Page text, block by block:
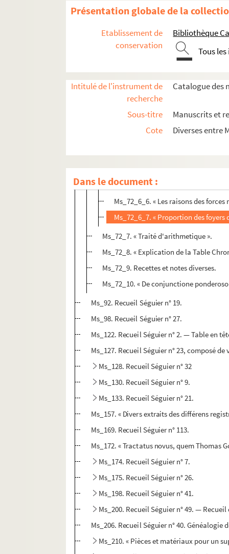
Présentation globale de la
Etablissement de
conservation
Bibliothèque
Tous
Intitulé de l'instrument de
recherche
Catalogue des
Sous-titre
Manuscrits et
Cote
Diverses entre
Dans le document :
Ms_72_2. Art de Conserver les belles
Ms_72_3. Cadrans solaires.
Ms_72_4. « Table qui montre a quelle
Ms_72_5. Divers problèmes de
Ms_72_6. Écrits sur diverses machines.
Ms_72_6_3. « Plan des ecluses
Ms_72_6_4. « Pompe excellente ».
Ms_72_6_5. « Observations de
Ms_72_6_6. « Les raisons des forces
Ms_72_6_7. « Proportion des
Ms_72_7. « Traité d'arithmetique ».
Ms_72_8. « Explication de la Table
Ms_72_9. Recettes et notes diverses.
Ms_72_10. « De conjunctione
Ms_92. Recueil Séguier n° 19.
Ms_98. Recueil Séguier n° 27.
Ms_122. Recueil Séguier n° 2. — Table en
Ms_127. Recueil Séguier n° 23, composé
Ms_128. Recueil Séguier n° 32
Ms_130. Recueil Séguier n° 9.
Ms_133. Recueil Séguier n° 21.
Ms_157. « Divers extraits des différens
Ms_169. Recueil Séguier n° 113.
Ms_172. « Tractatus novus, quem
Ms_174. Recueil Séguier n° 7.
Ms_175. Recueil Séguier n° 26.
Ms_198. Recueil Séguier n° 41.
Ms_200. Recueil Séguier n° 49. —
Ms_206. Recueil Séguier n° 40. Généalogie
Ms_210. « Pièces et matériaux pour un